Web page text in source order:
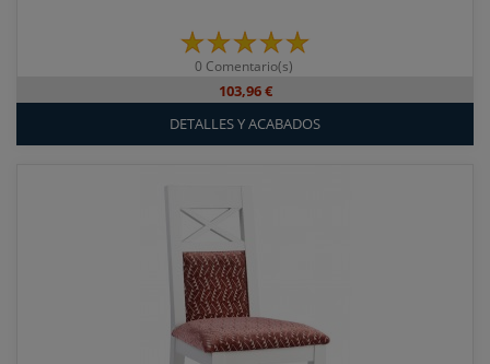
0 Comentario(s)
103,96 €
DETALLES Y ACABADOS